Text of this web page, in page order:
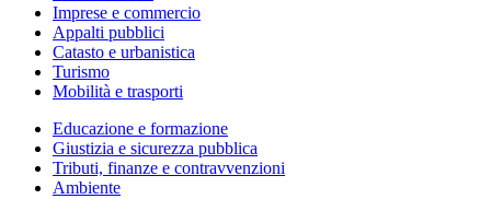
Imprese e commercio
Appalti pubblici
Catasto e urbanistica
Turismo
Mobilità e trasporti
Educazione e formazione
Giustizia e sicurezza pubblica
Tributi, finanze e contravvenzioni
Ambiente